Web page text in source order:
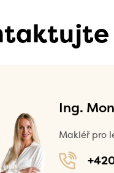
Ing.
Makléř pro